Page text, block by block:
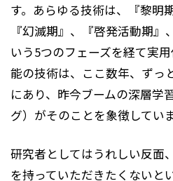
す。あらゆる技術は、『黎明
『幻滅期』、『啓発活動期
いう5つのフェーズを経て実
能の技術は、ここ数年、ずっ
にあり、昨今ブームの深層学
グ）がそのことを象徴していま
研究者としてはうれしい反面
を持っていただきたくないと